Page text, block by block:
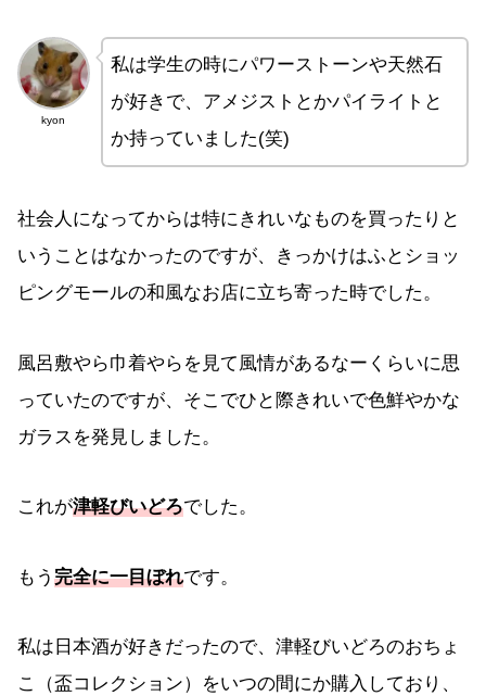
kyon
私は学生の時にパワーストーンや天然石
が好きで、アメジストとかパイライトと
か持っていました(笑)
社会人になってからは特にきれいなものを買ったりと
いうことはなかったのですが、きっかけはふとショッ
ピングモールの和風なお店に立ち寄った時でした。
風呂敷やら巾着やらを見て風情があるなーくらいに思
っていたのですが、そこでひと際きれいで色鮮やかな
ガラスを発見しました。
これが津軽びいどろでした。
もう 完全に一目ぼれです。
私は日本酒が好きだったので、津軽びいどろのおちょ
こ（盃コレクション）をいつの間にか購入しており、